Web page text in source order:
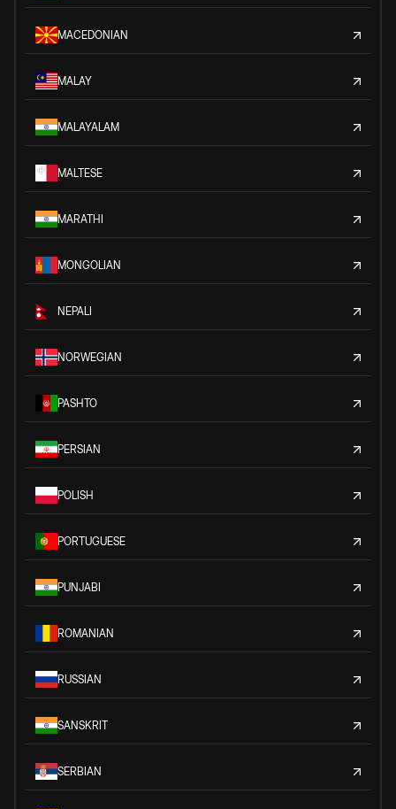
MACEDONIAN
MALAY
MALAYALAM
MALTESE
MARATHI
MONGOLIAN
NEPALI
NORWEGIAN
PASHTO
PERSIAN
POLISH
PORTUGUESE
PUNJABI
ROMANIAN
RUSSIAN
SANSKRIT
SERBIAN